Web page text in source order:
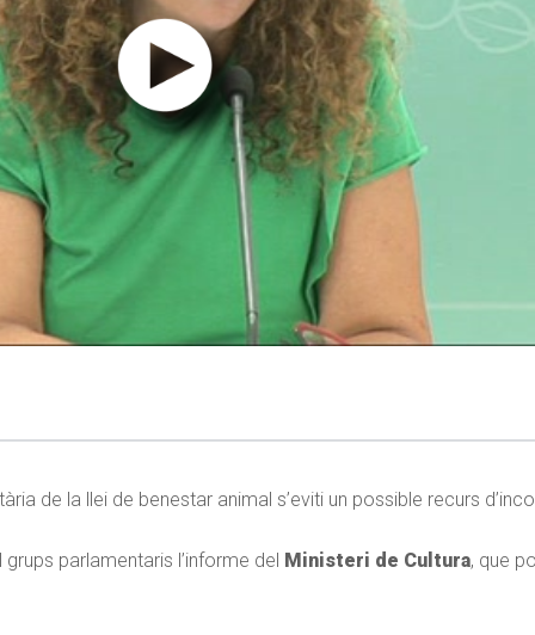
de la llei de benestar animal s’eviti un possible recurs
grups parlamentaris l’informe del Ministeri de Cultura, que